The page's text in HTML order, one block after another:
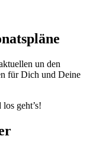
un den
für Dich und Deine
geht’s!